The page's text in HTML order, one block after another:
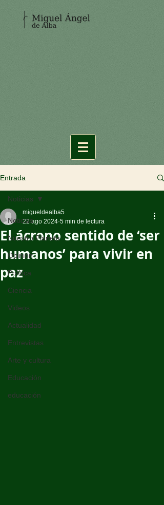
Entrada
Noticias
Nuestro Planeta
Opinión
Política
Ciencia
Videos
Actualidad
Entrevistas
Arte y cultura
Educación
educación
Noticias
El ácrono sentido de ‘ser
humanos’ para vivir en
paz
migueldealba5
22 ago 2024 5 min de lectura